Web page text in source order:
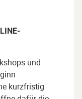
und
kurzfristig